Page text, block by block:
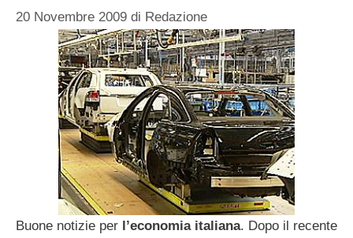
20 Novembre 2009 di Redazione
Buone notizie per l’economia italiana. Dopo il recente